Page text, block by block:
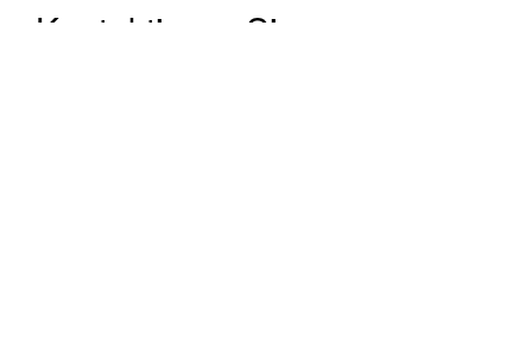
Kontaktieren Sie uns